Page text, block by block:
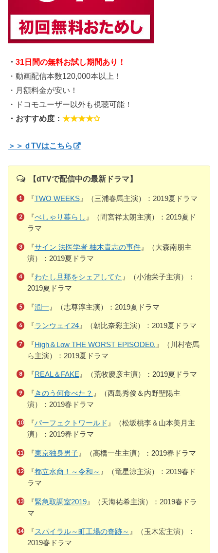
・31日間の無料お試し期間あり！
・動画配信本数120,000本以上！
・月額料金が安い！
・ドコモユーザー以外も視聴可能！
・おすすめ度：★★★★✩
＞＞ｄTVはこちら
【dTVで配信中の最新ドラマ】
『TWO WEEKS』（三浦春馬主演）：2019夏ドラマ
『べしゃり暮らし 』（間宮祥太朗主演）：2019夏ド
ラマ
『サイン 法医学者 柚木貴志の事件』（大森南朋主
演）：2019夏ドラマ
『わたし旦那をシェアしてた 』（小池栄子主演）：
2019夏ドラマ
『潤一 』（志尊淳主演）：2019夏ドラマ
『ランウェイ24』（朝比奈彩主演）：2019夏ドラマ
『High＆Low THE WORST EPISODE0. 』（川村壱馬
ら主演）：2019夏ドラマ
『REAL＆FAKE 』（荒牧慶彦主演）：2019夏ドラマ
『きのう何食べた？ 』（西島秀俊＆内野聖陽主
演）：2019春ドラマ
『パーフェクトワールド 』（松坂桃李＆山本美月主
演）：2019春ドラマ
『東京独身男子』（高橋一生主演）：2019春ドラマ
『都立水商！～令和～ 』（竜星涼主演）：2019春ド
ラマ
『緊急取調室2019』（天海祐希主演）：2019春ドラ
マ
『スパイラル～町工場の奇跡～ 』（玉木宏主演）：
2019春ドラマ